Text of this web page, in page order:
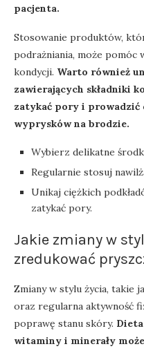
pacjenta.
Stosowanie produktów,
podrażniania, może
kondycji. Warto również
zawierających składniki
zatykać pory i prowadzić
wyprysków na brodzie.
Wybierz delikatne
Regularnie stosuj
Unikaj ciężkich
zatykać pory.
Jakie zmiany w
zredukować
Zmiany w stylu życia, takie
oraz regularna aktywność
poprawę stanu skóry.
witaminy i minerały